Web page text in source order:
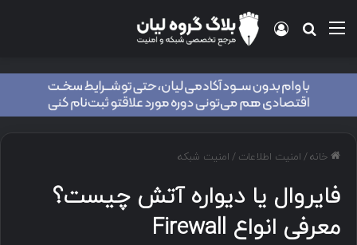
خانه/ امنیت اطلاعات / امنیت شبکه
فایروال یا دیواره آتش چیست؟
معرفی انواع Firewall